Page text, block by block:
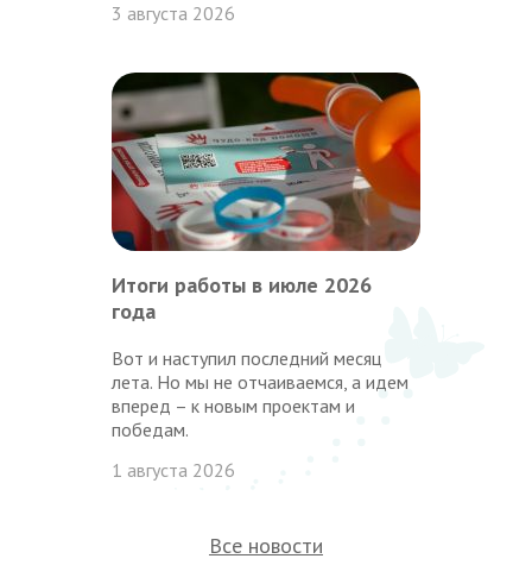
3 августа 2026
Итоги работы в июле 2026
года
Вот и наступил последний месяц
лета. Но мы не отчаиваемся, а идем
вперед – к новым проектам и
победам.
1 августа 2026
Все новости